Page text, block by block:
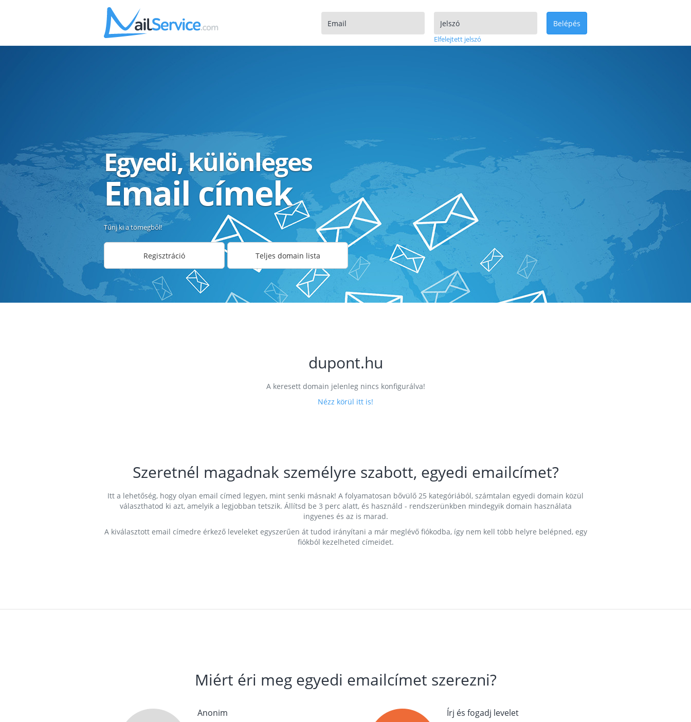
Elfelejtett jelszó
Belépés
Egyedi, különleges
Email címek
Tűnj ki a tömegből!
Regisztráció Teljes domain lista
dupont.hu
A keresett domain jelenleg nincs konfigurálva!
Nézz körül itt is!
Szeretnél magadnak személyre szabott, egyedi emailcímet?
Itt a lehetőség, hogy olyan email címed legyen, mint senki másnak! A folyamatosan bővülő 25 kategóriából, számtalan egyedi domain közül
választhatod ki azt, amelyik a legjobban tetszik. Állítsd be 3 perc alatt, és használd - rendszerünkben mindegyik domain használata
ingyenes és az is marad.
A kiválasztott email címedre érkező leveleket egyszerűen át tudod irányítani a már meglévő fiókodba, így nem kell több helyre belépned, egy
fiókból kezelheted címeidet.
Miért éri meg egyedi emailcímet szerezni?
Anonim Írj és fogadj levelet